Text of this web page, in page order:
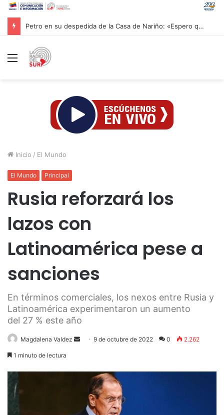
Petro en su despedida de la Casa de Nariño: «Espero que nos recuerden hasta siempre»
Menú
Inicio / El Mundo
El Mundo Principal
Rusia reforzará los
lazos con
Latinoamérica pese a
sanciones
En términos comerciales, los nexos entre Rusia y
Latinoamérica experimentaron un aumento
del 27 % este año
Magdalena Valdez
Send9 de octubre de 2022 0 2.262
1 minuto de lectura